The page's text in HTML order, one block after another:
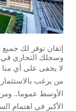
إتقان توفر لك
وسجلك التجاري
لا يخفى على أي منا
من يرغب
الأوسط عموما..
الأكبر في اهتمام